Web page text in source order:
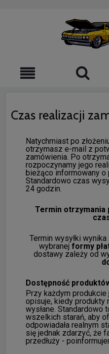
Czas realizacji
Natychmiast po
otrzymasz e-mail z
zamówienia. Po
rozpoczynamy jego
bieżąco informowany
Standardowo czas
24 godzin.
Termin otrzymania
Termin wysyłki wynika
wybranej formy
dostawy zależy od
Dostępność
Przy każdym
opisuje, kiedy produkty
wysłane. Standardowo
wszelkich starań, aby
odpowiadała realnym
się jednak zdarzyć, że
przedłuży -